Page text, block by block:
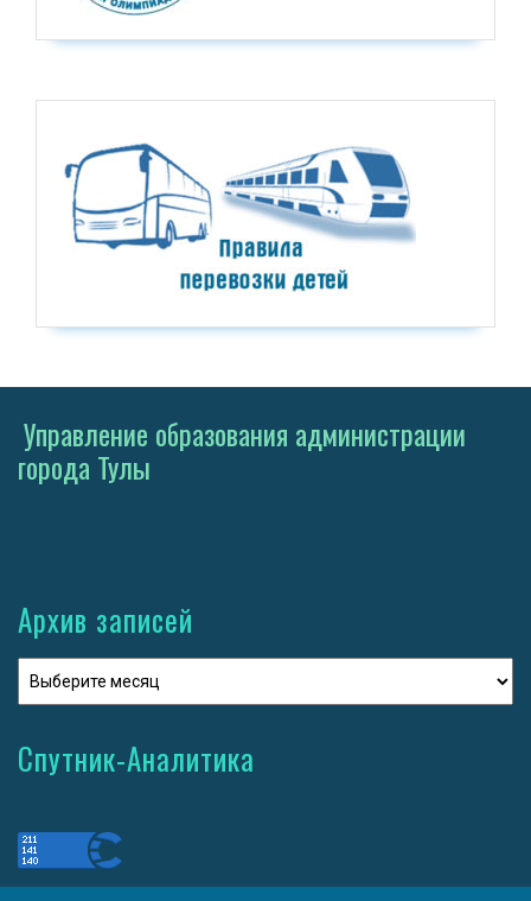
Управление образования администрации
города Тулы
Архив записей
Спутник-Аналитика